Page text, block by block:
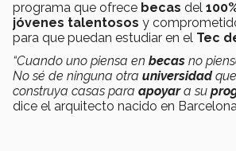
programa que ofrece becas del
jóvenes talentosos y
para que puedan estudiar en el Tec
“Cuando uno piensa en becas no
No sé de ninguna otra universidad
construya casas para apoyara su
dice el arquitecto nacido en